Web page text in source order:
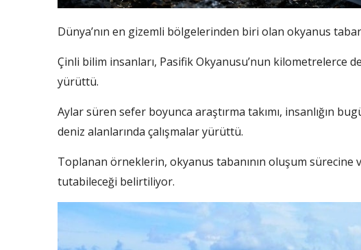
Dünya’nın en gizemli bölgelerinden biri olan okyanus
Çinli bilim insanları, Pasifik Okyanusu’nun kilometrelerce
yürüttü.
Aylar süren sefer boyunca araştırma takımı, insanlığın
deniz alanlarında çalışmalar yürüttü.
Toplanan örneklerin, okyanus tabanının oluşum sürecine
tutabileceği belirtiliyor.